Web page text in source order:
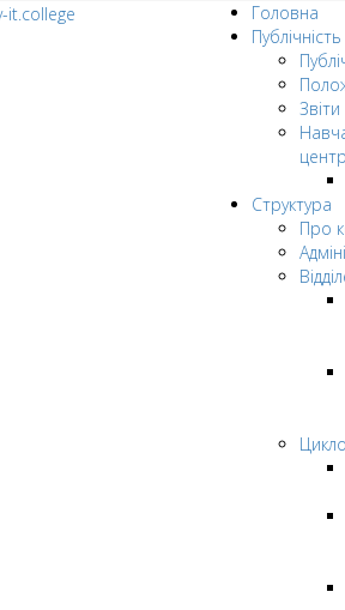
Головна
Звіти
центр
Структура
Про